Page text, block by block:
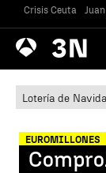
Crisis Ceuta
Antena
3 Noticias
Lotería de
EUROMILLONES